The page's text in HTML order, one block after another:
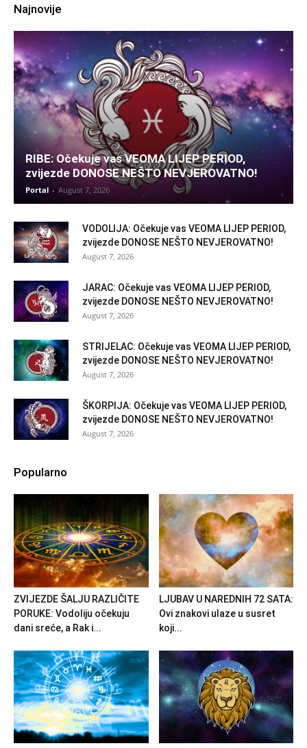
Najnovije
RIBE: Očekuje vas VEOMA LIJEP PERIOD,
zvijezde DONOSE NEŠTO NEVJEROVATNO!
Portal - August 7, 2026
VODOLIJA: Očekuje vas VEOMA LIJEP PERIOD,
zvijezde DONOSE NEŠTO NEVJEROVATNO!
August 7, 2026
JARAC: Očekuje vas VEOMA LIJEP PERIOD,
zvijezde DONOSE NEŠTO NEVJEROVATNO!
August 7, 2026
STRIJELAC: Očekuje vas VEOMA LIJEP PERIOD,
zvijezde DONOSE NEŠTO NEVJEROVATNO!
August 7, 2026
ŠKORPIJA: Očekuje vas VEOMA LIJEP PERIOD,
zvijezde DONOSE NEŠTO NEVJEROVATNO!
August 7, 2026
Popularno
ZVIJEZDE ŠALJU RAZLIČITE
PORUKE: Vodoliju očekuju
dani sreće, a Rak i...
LJUBAV U NAREDNIH 72 SATA:
Ovi znakovi ulaze u susret
koji...